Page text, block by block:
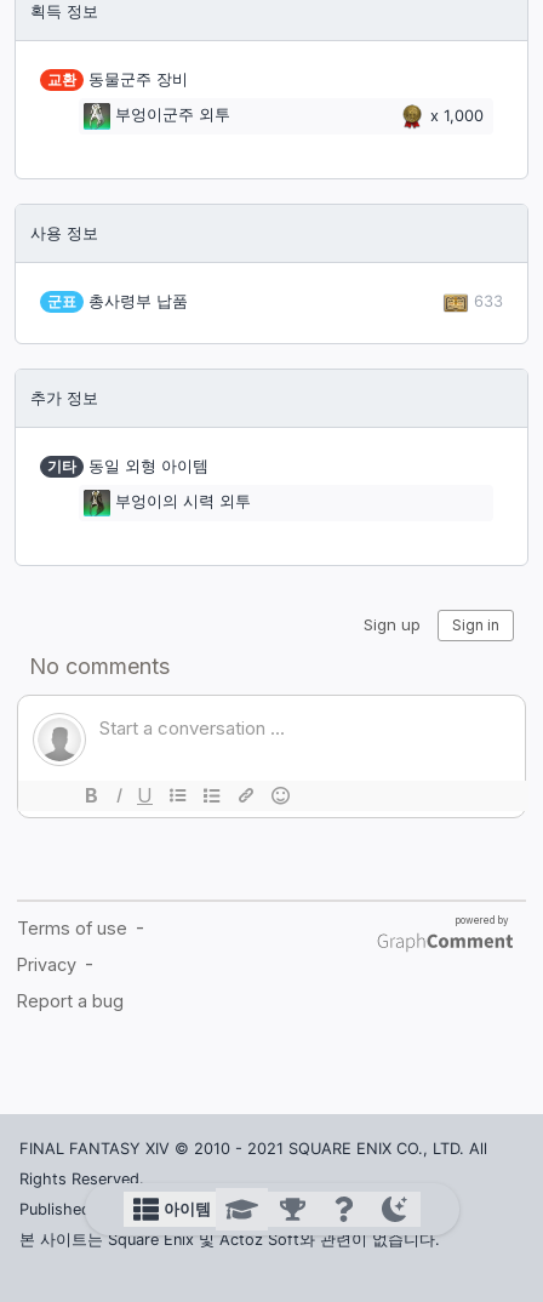
획득 정보
교환
동물군주 장비
부엉이군주 외투
x 1,000
사용 정보
군표 총사령부 납품 633
추가 정보
기타
동일 외형 아이템
부엉이의 시력 외투
FINAL FANTASY XIV © 2010 - 2021 SQUARE ENIX CO., LTD. All
Rights Reserved.
Published in Korea by ACTOZ SOFT CO., LTD.
본 사이트는 Square Enix 및 Actoz Soft와 관련이 없습니다.
아이템